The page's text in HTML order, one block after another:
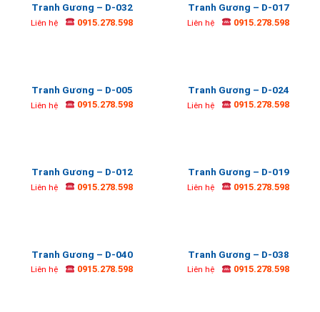
Tranh Gương – D-032
Liên hệ 0915.278.598
Tranh Gương – D-017
Liên hệ 0915.278.598
Tranh Gương – D-005
Liên hệ 0915.278.598
Tranh Gương – D-024
Liên hệ 0915.278.598
Tranh Gương – D-012
Liên hệ 0915.278.598
Tranh Gương – D-019
Liên hệ 0915.278.598
Tranh Gương – D-040
Liên hệ 0915.278.598
Tranh Gương – D-038
Liên hệ 0915.278.598